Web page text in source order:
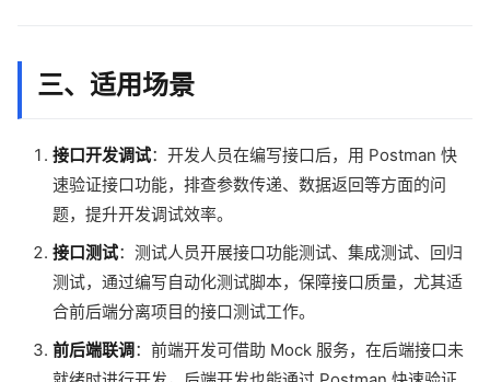
三、适用场景
接口开发调试：开发人员在编写接口后，用 Postman 快
速验证接口功能，排查参数传递、数据返回等方面的问
题，提升开发调试效率。
接口测试：测试人员开展接口功能测试、集成测试、回归
测试，通过编写自动化测试脚本，保障接口质量，尤其适
合前后端分离项目的接口测试工作。
前后端联调 ：前端开发可借助 Mock 服务，在后端接口未